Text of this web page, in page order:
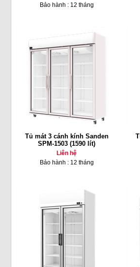
Bảo hành : 12 tháng
Tủ mát 3 cánh kính Sanden
SPM-1503 (1590 lít)
Liên hệ
Bảo hành : 12 tháng